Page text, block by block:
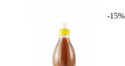
-15%